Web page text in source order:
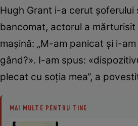
Hugh Grant i-a cerut
bancomat, actorul a
maşină: „M-am panicat şi i-
gând?». I-am spus:
plecat cu soţia mea“, a
MAI MULTE PENTRU TINE